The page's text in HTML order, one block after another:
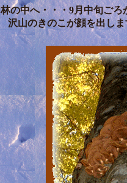
林の中へ・・・9月中旬ごろ
沢山のきのこが顔を出しま